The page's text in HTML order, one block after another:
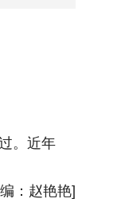
。近年
：赵艳艳]